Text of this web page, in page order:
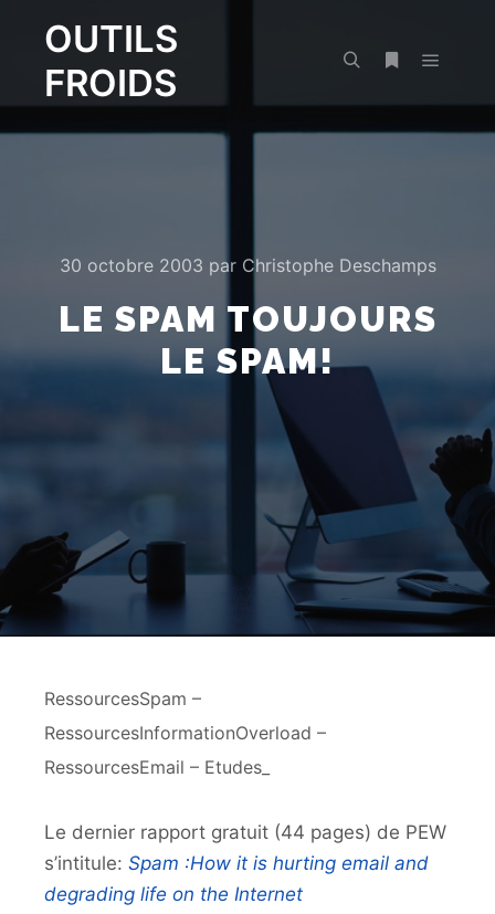
OUTILS
FROIDS
30 octobre 2003 par Christophe Deschamps
LE SPAM TOUJOURS
LE SPAM!
RessourcesSpam –
RessourcesInformationOverload –
RessourcesEmail – Etudes_
Le dernier rapport gratuit (44 pages) de PEW
s’intitule: Spam :How it is hurting email and
degrading life on the Internet